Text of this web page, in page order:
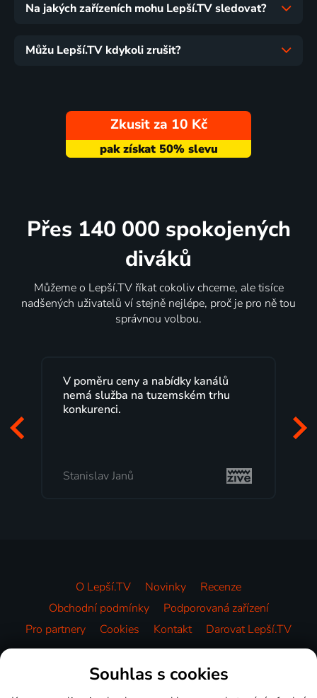
Na jakých zařízeních mohu Lepší.TV sledovat?
Můžu Lepší.TV kdykoli zrušit?
Zkusit za 10 Kč
Přes 140 000 spokojených
diváků
Můžeme o Lepší.TV říkat cokoliv chceme, ale tisíce
nadšených uživatelů ví stejně nejlépe, proč je pro ně tou
správnou volbou.
V poměru ceny a nabídky kanálů
nemá služba na tuzemském trhu
konkurenci.
Stanislav Janů
O Lepší.TV Novinky
Recenze
Obchodní podmínky
Podporovaná zařízení
Pro partnery
Cookies Kontakt Darovat Lepší.TV
Videotéka
Souhlas s cookies